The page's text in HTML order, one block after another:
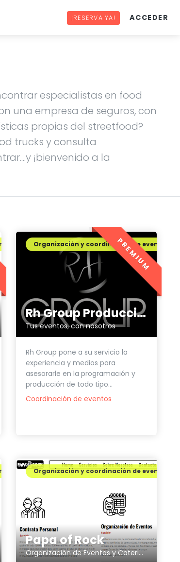
¡RESERVA YA! ACCEDER
especialistas en food
una empresa de seguros, con
propias del streetfood?
trucks y consulta
¡bienvenido a la
Rh Group Producciones
Tus eventos, con nosotros
Organización y coordinación de eventos
Rh Group pone a su servicio la
experiencia y medios para
asesorarle en la programación y
producción de todo tipo...
Coordinación de eventos
PREMIUM
Papa of Rock
Organización de Eventos y Catering profesional
Organización y coordinación de eventos